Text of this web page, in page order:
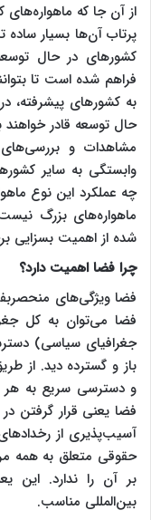
از آن جا که
پرتاب آن‌ها بسیار ساده
کشورهای در حال
فراهم شده است تا
به کشورهای پیشرفته،
حال توسعه قادر خواهند
مشاهدات و
وابستگی به سایر
چه عملکرد این نوع
ماهواره‌های بزرگ
شده از اهمیت بسزایی
چرا فضا اهمیت دارد؟
فضا ویژگی‌های
فضا می‌توان به کل
جغرافیای سیاسی)
باز و گسترده دید. از
و دسترسی سریع به هر
فضا یعنی قرار گرفتن
آسیب‌پذیری از
حقوقی متعلق به همه
بر آن را ندارد. این
بین‌المللی مناسب.